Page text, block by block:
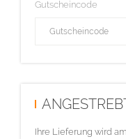
Gutscheincode
Ihre Lieferung wird am